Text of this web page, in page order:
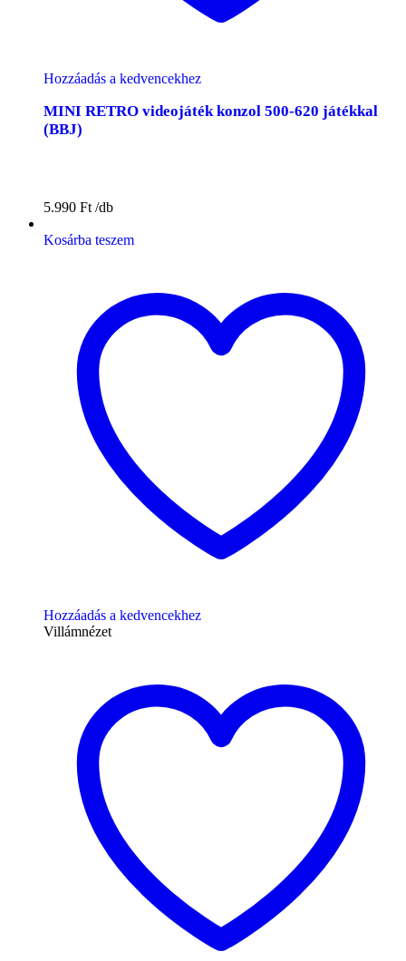
Hozzáadás a kedvencekhez
MINI RETRO videojáték konzol 500-620 játékkal
(BBJ)
5.990 Ft
Kosárba teszem
Hozzáadás a kedvencekhez
Villámnézet